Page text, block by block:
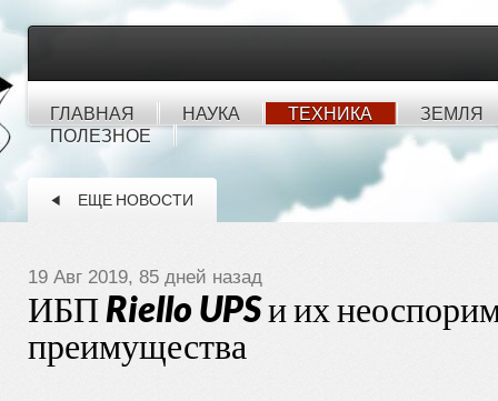
ГЛАВНАЯ НАУКА ТЕХНИКА
ЗЕМЛЯ
ПОЛЕЗНОЕ
ЕЩЕ НОВОСТИ
19 Авг 2019, 85 дней назад
ИБП Riello UPS и их
преимущества